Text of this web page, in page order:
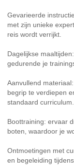
Gevarieerde
met zijn unieke
reis wordt verrijkt.
Dagelijkse
gedurende je
Aanvullend
begrip te verdiepen
standaard curriculum.
Boottraining: ervaar
boten, waardoor je
Ontmoetingen met
en begeleiding